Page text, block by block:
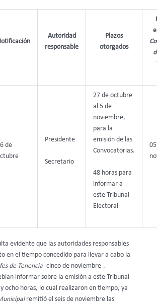
Autoridad
responsable
Plazos
otorgados
de
Presidente
Secretario
27 de octubre
al 5 de
noviembre,
para la
emisión de las
Convocatorias.
48 horas para
informar a
este Tribunal
Electoral
evidente que las autoridades responsables
en el tiempo concedido para llevar a cabo la
de Tenencia -cinco de noviembre-.
informar sobre la emisión a este Tribunal
ocho horas, lo cual realizaron en tiempo, ya
remitió el seis de noviembre las